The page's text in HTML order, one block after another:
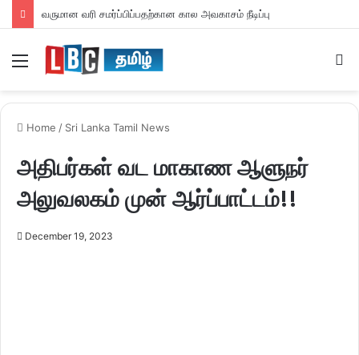
வருமான வரி சமர்ப்பிப்பதற்கான கால அவகாசம் நீடிப்பு
Home / Sri Lanka Tamil News
அதிபர்கள் வட மாகாண ஆளுநர்
அலுவலகம் முன் ஆர்ப்பாட்டம்!!
December 19, 2023